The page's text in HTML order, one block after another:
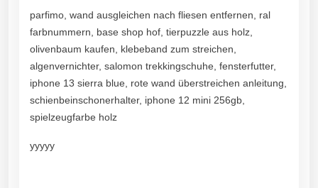
parfimo, wand ausgleichen nach fliesen entfernen, ral
farbnummern, base shop hof, tierpuzzle aus holz,
olivenbaum kaufen, klebeband zum streichen,
algenvernichter, salomon trekkingschuhe, fensterfutter,
iphone 13 sierra blue, rote wand überstreichen anleitung,
schienbeinschonerhalter, iphone 12 mini 256gb,
spielzeugfarbe holz
yyyyy